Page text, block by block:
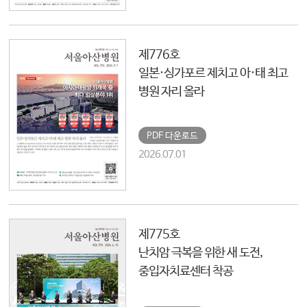
제776호
일본·싱가포르 제치고 아·태 최고
병원 자리 올라
PDF 다운로드
2026.07.01
제775호
난치암 극복을 위한 새 도전,
중입자치료센터 착공